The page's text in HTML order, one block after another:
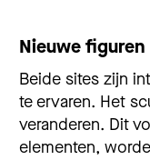
Nieuwe figuren
Beide sites zijn
te ervaren. Het
veranderen. Dit
elementen,